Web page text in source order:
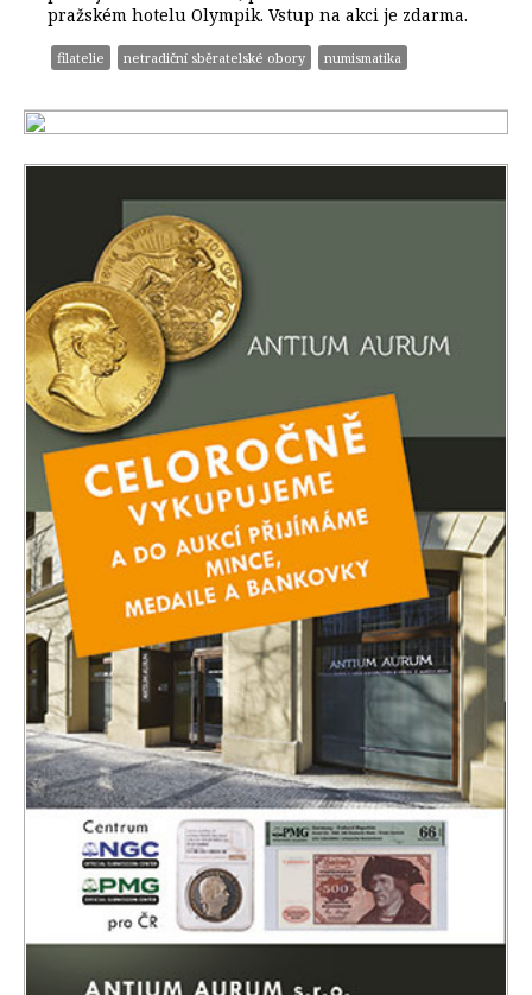
pražském hotelu Olympik. Vstup na akci je zdarma.
filatelie netradiční sběratelské obory numismatika